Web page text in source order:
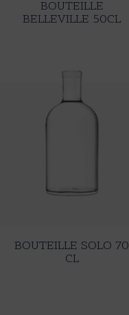
BOUTEILLE
BELLEVILLE 50CL
BOUTEILLE SOLO 70
CL